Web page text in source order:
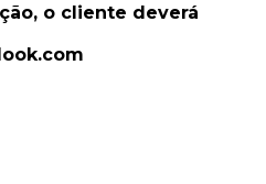
o cliente deverá